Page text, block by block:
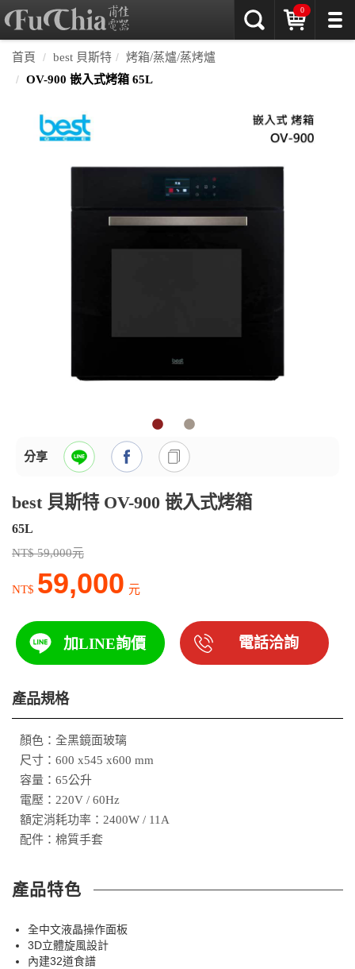
0
首頁 best 貝斯特
烤箱/蒸爐/蒸烤爐
OV-900 嵌入式烤箱 65L
分享
best 貝斯特 OV-900 嵌入式烤箱
65L
NT$ 59,000元
NT$ 59,000 元
加LINE詢價 電話洽詢
產品規格
顏色：全黑鏡面玻璃
尺寸：600 x545 x600 mm
容量：65公升
電壓：220V / 60Hz
額定消耗功率：2400W / 11A
配件：棉質手套
產品特色
全中文液晶操作面板
3D立體旋風設計
內建32道食譜